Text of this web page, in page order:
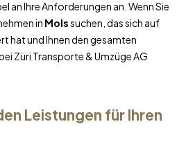
an Ihre Anforderungen an. Wenn Sie
in Molssuchen, das sich auf
hat und Ihnen den gesamten
Züri Transporte & Umzüge AG
Leistungen für Ihren